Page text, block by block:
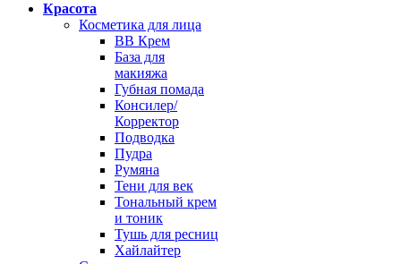
Красота
Косметика для лица
BB Крем
База для
макияжа
Губная помада
Консилер/
Корректор
Подводка
Пудра
Румяна
Тени для век
Тональный крем
и тоник
Тушь для ресниц
Хайлайтер